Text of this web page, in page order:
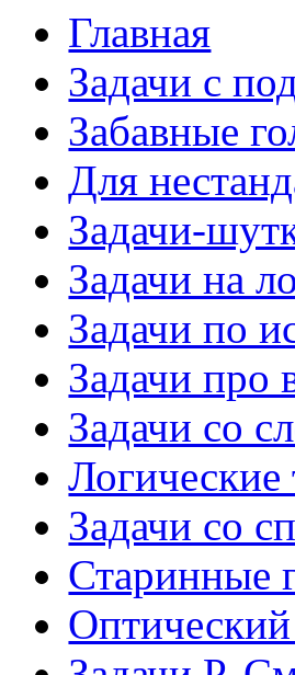
Главная
Задачи с
Забавные
Для
Задачи-
Задачи на
Задачи по
Задачи про
Задачи со
Задачи со
Старинные